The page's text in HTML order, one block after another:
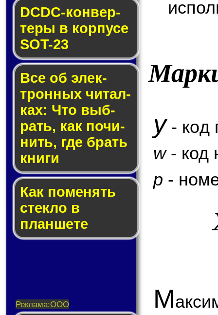
DCDC-кон­вер­
те­ры в кор­пу­се
SOT-23
Все об элек­
трон­ных чи­тал­
ках: Что выб­
рать, как по­чи­
нить, где брать
кни­ги
Как по­ме­нять
стек­ло в
планшете
y- код
w- код
p -
М